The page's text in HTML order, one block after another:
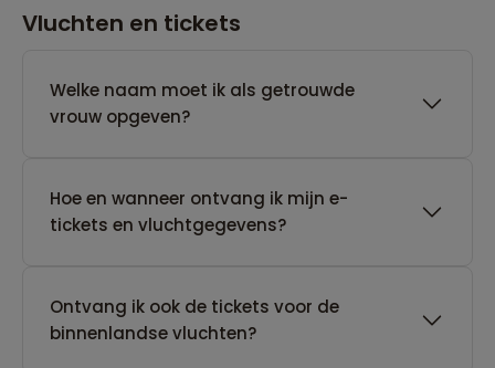
Vluchten en tickets
Welke naam moet ik als getrouwde
vrouw opgeven?
Hoe en wanneer ontvang ik mijn e-
tickets en vluchtgegevens?
Ontvang ik ook de tickets voor de
binnenlandse vluchten?